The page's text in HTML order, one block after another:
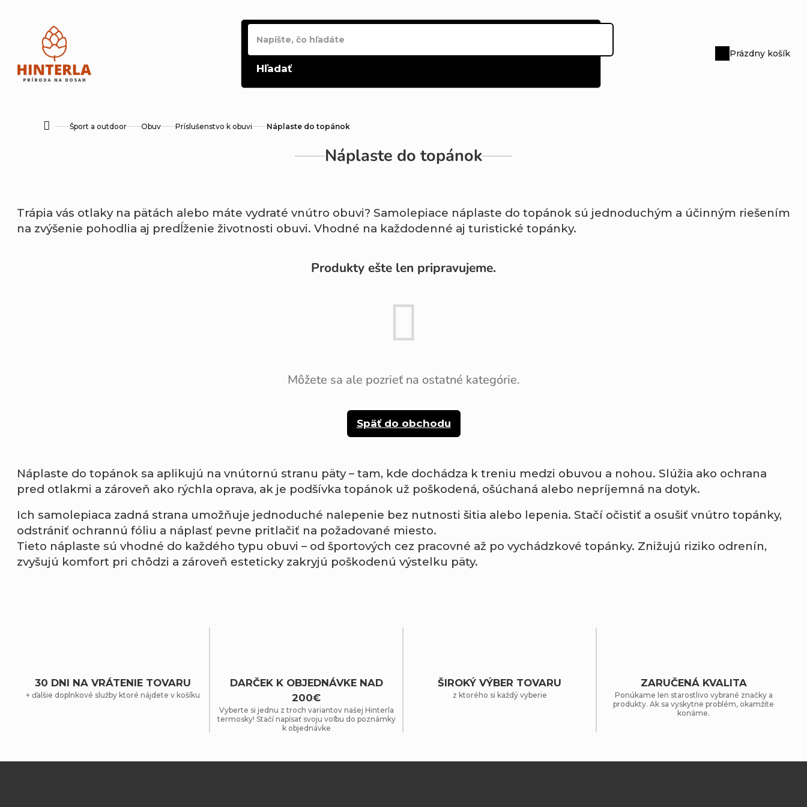
Hľadať
Nákupný
Prázdny košík
DomovŠport a outdoor Obuv Príslušenstvo k obuvi Náplaste do topánok
Náplaste do topánok
Trápia vás otlaky na pätách alebo máte vydraté vnútro obuvi? Samolepiace náplaste do topánok sú jednoduchým a účinným riešením
na zvýšenie pohodlia aj predĺženie životnosti obuvi. Vhodné na každodenné aj turistické topánky.
Produkty ešte len pripravujeme.
Môžete sa ale pozrieť na ostatné kategórie.
Späť do obchodu
Náplaste do topánok sa aplikujú na vnútornú stranu päty – tam, kde dochádza k treniu medzi obuvou a nohou. Slúžia ako ochrana
pred otlakmi a zároveň ako rýchla oprava, ak je podšívka topánok už poškodená, ošúchaná alebo nepríjemná na dotyk.
Ich samolepiaca zadná strana umožňuje jednoduché nalepenie bez nutnosti šitia alebo lepenia. Stačí očistiť a osušiť vnútro topánky,
odstrániť ochrannú fóliu a náplasť pevne pritlačiť na požadované miesto.
Tieto náplaste sú vhodné do každého typu obuvi – od športových cez pracovné až po vychádzkové topánky. Znižujú riziko odrenín,
zvyšujú komfort pri chôdzi a zároveň esteticky zakryjú poškodenú výstelku päty.
30 DNI NA VRÁTENIE TOVARU
+ ďalšie doplnkové služby ktoré nájdete v košíku
DARČEK K OBJEDNÁVKE NAD
200€
Vyberte si jednu z troch variantov našej Hinterla
termosky! Stačí napísať svoju voľbu do poznámky
k objednávke
ŠIROKÝ VÝBER TOVARU
z ktorého si každý vyberie
ZARUČENÁ KVALITA
Ponúkame len starostlivo vybrané značky a
produkty. Ak sa vyskytne problém, okamžite
konáme.